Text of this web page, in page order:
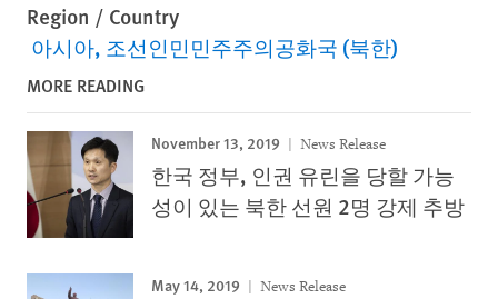
Region / Country
아시아 조선인민민주주의공화국 (북한)
MORE READING
November 13, 2019 News Release
한국 정부, 인권 유린을 당할 가능
성이 있는 북한 선원 2명 강제 추방
May 14, 2019 News Release